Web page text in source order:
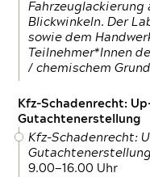
Blickwinkeln. Der
sowie dem
Teilnehmer*Innen
/ chemischem
Kfz-Schadenrecht:
Gutachtenerstellung
Kfz-Schadenrecht:
Gutachtenerstellung
9.00—16.00 Uhr